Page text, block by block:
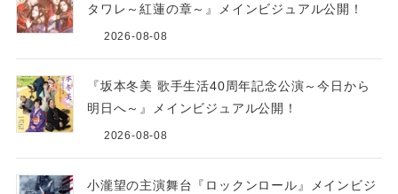
タワレ～紅蓮の章～』メインビジュアル公開！
2026-08-08
『坂本冬美 歌手生活40周年記念公演～今日から
明日へ～』メインビジュアル公開！
2026-08-08
小瀧望の主演舞台『ロックンロール』メインビジ